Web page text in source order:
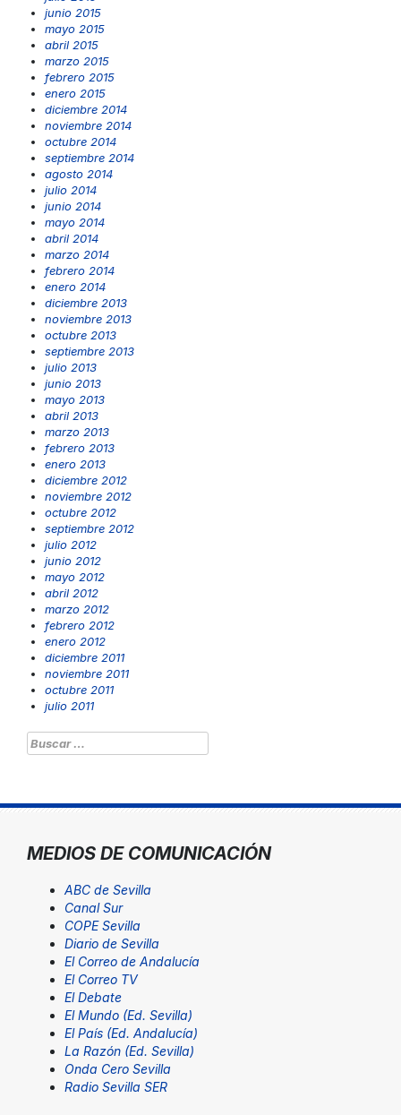
junio 2015
mayo 2015
abril 2015
marzo 2015
febrero 2015
enero 2015
diciembre 2014
noviembre 2014
octubre 2014
septiembre 2014
agosto 2014
julio 2014
junio 2014
mayo 2014
abril 2014
marzo 2014
febrero 2014
enero 2014
diciembre 2013
noviembre 2013
octubre 2013
septiembre 2013
julio 2013
junio 2013
mayo 2013
abril 2013
marzo 2013
febrero 2013
enero 2013
diciembre 2012
noviembre 2012
octubre 2012
septiembre 2012
julio 2012
junio 2012
mayo 2012
abril 2012
marzo 2012
febrero 2012
enero 2012
diciembre 2011
noviembre 2011
octubre 2011
julio 2011
Buscar:
MEDIOS DE COMUNICACIÓN
ABC de Sevilla
Canal Sur
COPE Sevilla
Diario de Sevilla
El Correo de Andalucía
El Correo TV
El Debate
El Mundo (Ed. Sevilla)
El País (Ed. Andalucía)
La Razón (Ed. Sevilla)
Onda Cero Sevilla
Radio Sevilla SER